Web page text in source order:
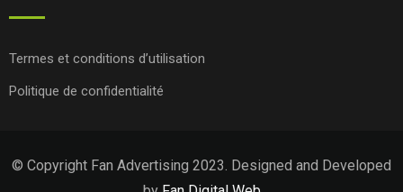
Termes et conditions d’utilisation
Politique de confidentialité
© Copyright Fan Advertising 2023. Designed and Developed